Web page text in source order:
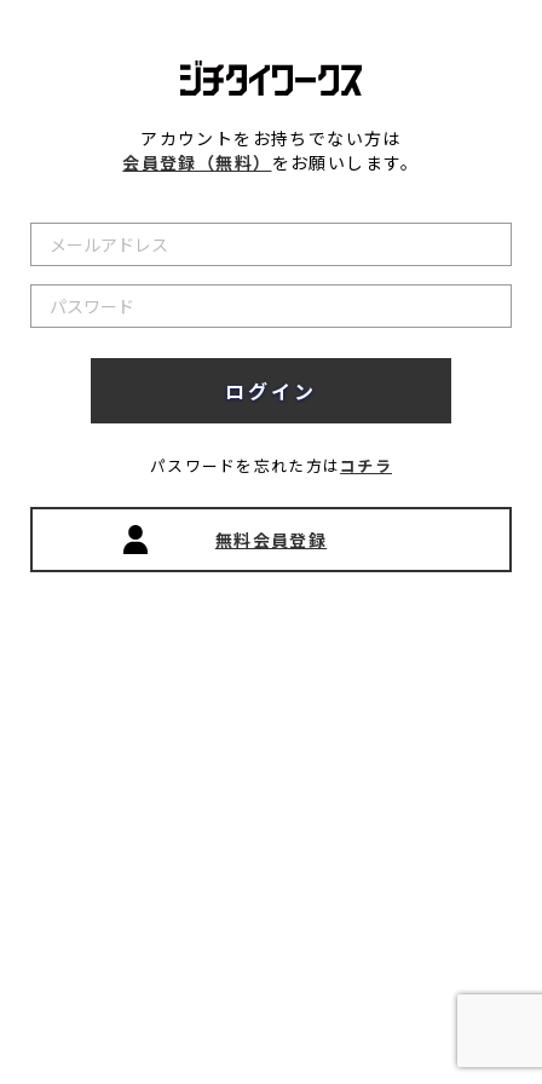
アカウントをお持ちでない方は
会員登録（無料） をお願いします。
パスワードを忘れた方はコチラ
無料会員登録